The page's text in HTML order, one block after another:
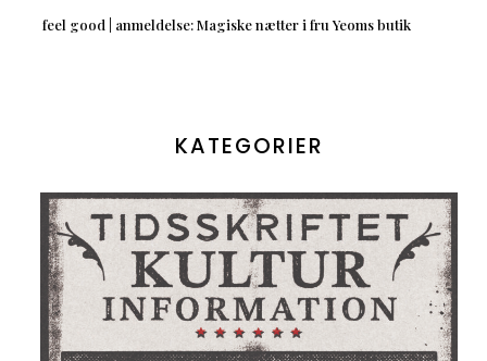
feel good | anmeldelse: Magiske nætter i fru Yeoms butik
KATEGORIER